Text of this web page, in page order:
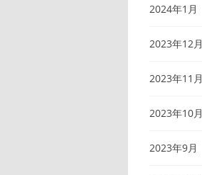
2024年1月
2023年12月
2023年11月
2023年10月
2023年9月